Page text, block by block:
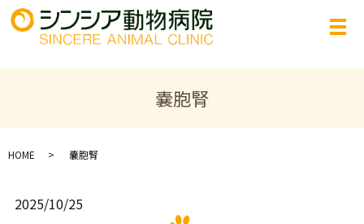
嚢胞腎
HOME 嚢胞腎
2025/10/25